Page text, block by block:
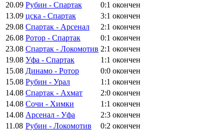
20.09 Рубин - Спартак 0:1 окончен
13.09 цска - Спартак 3:1 окончен
29.08 Спартак - Арсенал 2:1 окончен
26.08 Ротор - Спартак 0:1 окончен
23.08 Спартак - Локомотив 2:1 окончен
19.08 Уфа - Спартак 1:1 окончен
15.08 Динамо - Ротор 0:0 окончен
15.08 Рубин - Урал 1:1 окончен
14.08 Спартак - Ахмат 2:0 окончен
14.08 Сочи - Химки 1:1 окончен
14.08 Арсенал - Уфа 2:3 окончен
11.08 Рубин - Локомотив 0:2 окончен